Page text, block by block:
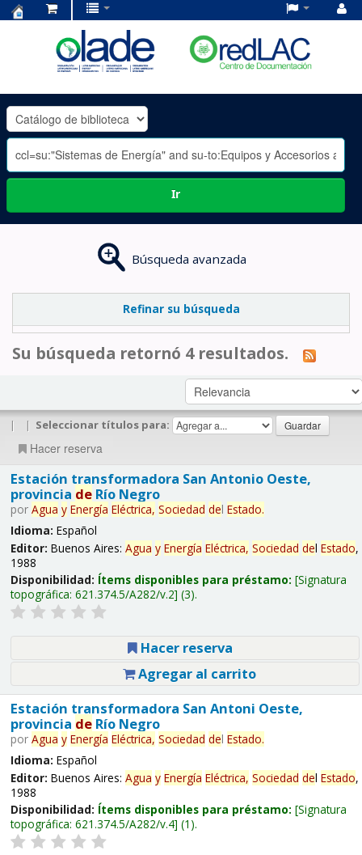
OLADE
-
Ir
Búsqueda avanzada
Refinar su búsqueda
Su búsqueda retornó 4 resultados.
| | Seleccionar títulos para:
Hacer reserva
Estación transformadora San Antonio Oeste,
provincia deRío Negro
por Agua y Energía Eléctrica, Sociedad del Estado.
Idioma: Español
Editor: Buenos Aires: Agua y Energía Eléctrica, Sociedad del Estado,
1988
Disponibilidad: Ítems disponibles para préstamo: Signatura
topográfica: 621.374.5/A282/v.2 (3).
Hacer reserva
Agregar al carrito
Estación transformadora San Antoni Oeste,
provincia deRío Negro
por Agua y Energía Eléctrica, Sociedad del Estado.
Idioma: Español
Editor: Buenos Aires: Agua y Energía Eléctrica, Sociedad del Estado,
1988
Disponibilidad: Ítems disponibles para préstamo: Signatura
topográfica: 621.374.5/A282/v.4 (1).